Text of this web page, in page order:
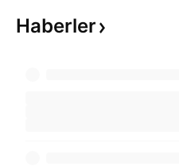
Haberler